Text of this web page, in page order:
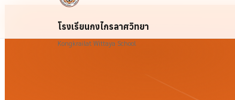
โรงเรียนกงไกรลาศวิทยา
Kongkrailat Wittaya School